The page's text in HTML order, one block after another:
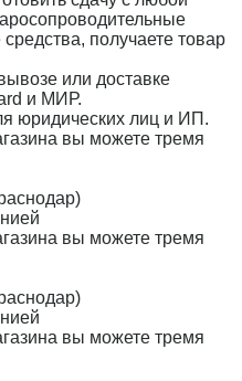
получаете товар
или доставке
и МИР.
юридических лиц и ИП.
вы можете тремя
вы можете тремя
вы можете тремя